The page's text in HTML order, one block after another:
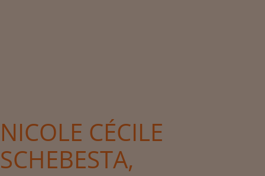
NICOLE CÉCILE
SCHEBESTA,